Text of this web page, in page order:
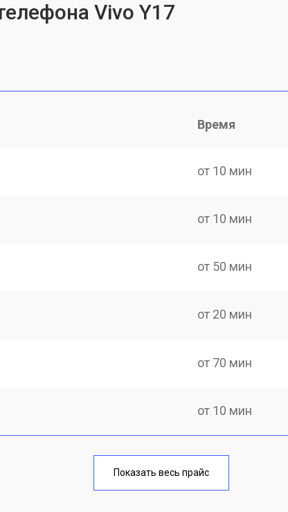
Vivo Y17
Время
от 10 мин
от 10 мин
от 50 мин
от 20 мин
от 70 мин
от 10 мин
от 40 мин
Показать весь прайс